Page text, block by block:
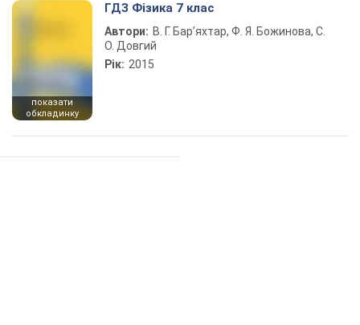
показати
обкладинку
ГДЗ Фізика 7 клас
Автори: В. Г. Бар’яхтар, Ф. Я. Божинова, С.
О. Довгий
Рік: 2015